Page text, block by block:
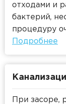
отходами и
бактерий,
процедуру
Подробнее
При засоре,